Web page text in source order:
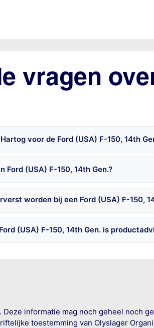
vragen
voor de Ford (USA) F-150, 14th
Ford (USA) F-150, 14th Gen.?
worden bij een Ford (USA) F-150,
(USA) F-150, 14th Gen. is
informatie mag noch geheel noch
toestemming van Olyslager